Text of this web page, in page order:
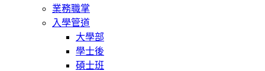
業務職掌
入學管道
大學部
學士後
碩士班